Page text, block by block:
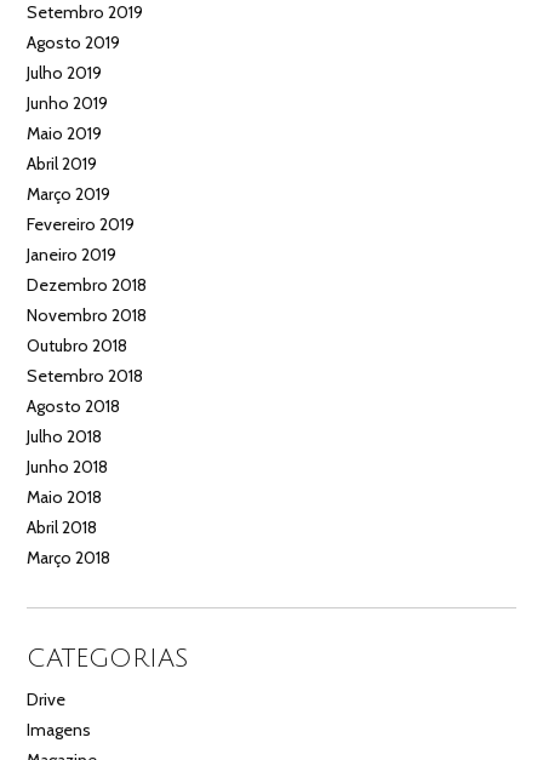
Setembro 2019
Agosto 2019
Julho 2019
Junho 2019
Maio 2019
Abril 2019
Março 2019
Fevereiro 2019
Janeiro 2019
Dezembro 2018
Novembro 2018
Outubro 2018
Setembro 2018
Agosto 2018
Julho 2018
Junho 2018
Maio 2018
Abril 2018
Março 2018
CATEGORIAS
Drive
Imagens